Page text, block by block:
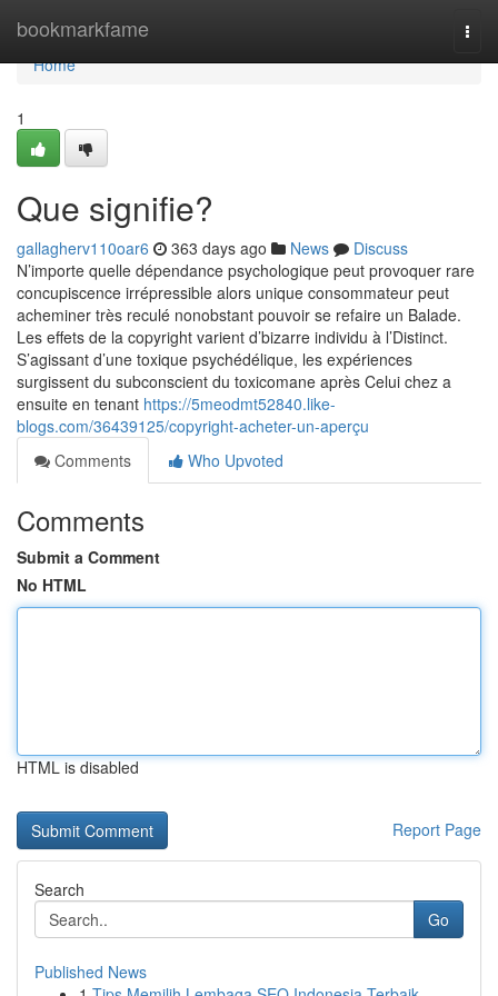
bookmarkfame
Home
Home
1
Que signifie?
gallagherv110oar6 363 days ago News
Discuss
N’importe quelle dépendance psychologique peut provoquer rare
concupiscence irrépressible alors unique consommateur peut
acheminer très reculé nonobstant pouvoir se refaire un Balade.
Les effets de la copyright varient d’bizarre individu à l’Distinct.
S’agissant d’une toxique psychédélique, les expériences
surgissent du subconscient du toxicomane après Celui chez a
ensuite en tenant https://5meodmt52840.like-
blogs.com/36439125/copyright-acheter-un-aperçu
Comments
Who Upvoted
Comments
Submit a Comment
No HTML
HTML is disabled
Report Page
Search
Go
Published News